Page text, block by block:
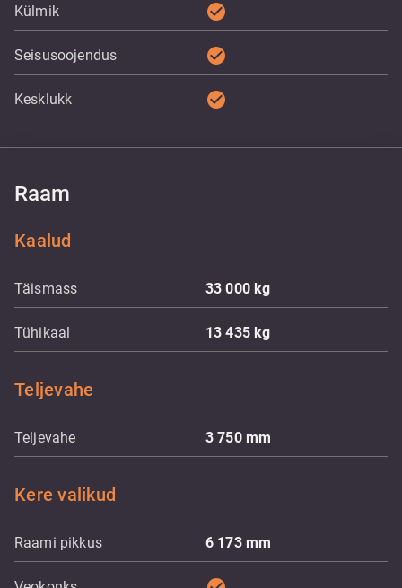
Külmik check_circle
Seisusoojendus check_circle
Kesklukk check_circle
Raam
Kaalud
Täismass 33 000kg
Tühikaal 13 435kg
Teljevahe
Teljevahe 3 750 mm
Kere valikud
Raami pikkus 6 173 mm